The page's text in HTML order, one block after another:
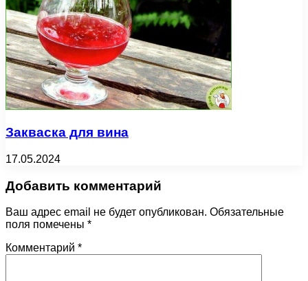
Закваска для вина
17.05.2024
Добавить комментарий
Ваш адрес email не будет опубликован. Обязательные
поля помечены *
Комментарий *